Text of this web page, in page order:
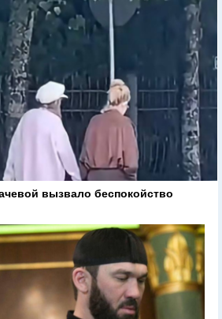
вызвало беспокойство